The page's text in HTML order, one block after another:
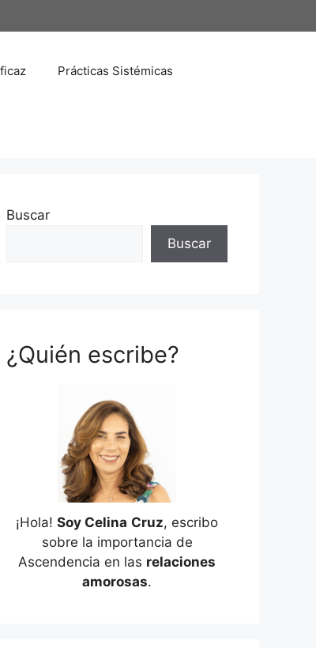
Prácticas Sistémicas
Buscar
Buscar
¿Quién escribe?
¡Hola! Soy Celina Cruz, escribo
sobre la importancia de
Ascendencia en las relaciones
amorosas.